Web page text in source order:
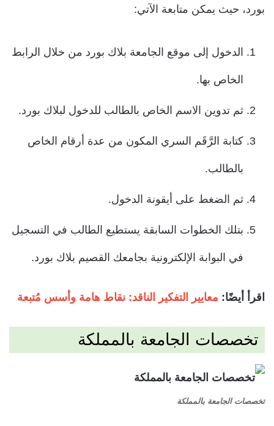
بورد، حيث يمكن متابعة الآتي:
الدخول إلى موقع الجامعة بلاك بورد من خلال الرابط
الخاص بها.
ثم تدوين الاسم الخاص بالطالب للدخول لبلاك بورد.
كتابة الرَّقَم السري المكون من عدة أرقام الخاص
بالطالب.
ثم الضغط على أيقونة الدخول.
بتلك الخطوات السابقة يستطيع الطالب في التسجيل
في البوابة الإلكترونية بجامعك القصيم بلاك بورد.
اقرأ أيضًا: معايير التفكير الناقد: نقاط هامة وأسس مُتبعة
تخصصات الجامعة بالمملكة
تخصصات الجامعة بالمملكة